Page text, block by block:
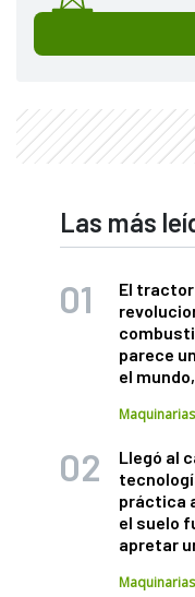
Las más
El tractor
parece
el
Llegó al
práctica
el suelo
apretar